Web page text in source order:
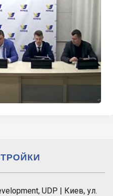
UDP | Киев, ул.